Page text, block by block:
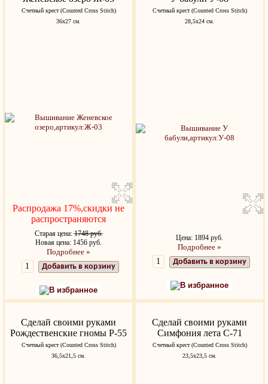
Счетный крест (Counted Cross Stitch)
36х27 см.
Распродажа 17%,скидки не
распространяются
Старая цена:1748 руб.
Новая цена: 1456 руб.
Подробнее »
Добавить в корзину
В избранное
Счетный крест (Counted Cross Stitch)
28,5х24 см.
Цена: 1894 руб.
Подробнее »
Добавить в корзину
В избранное
Сделай своими руками
Рождественские гномы Р-55
Счетный крест (Counted Cross Stitch)
36,5х21,5 см.
Сделай своими руками
Симфония лета С-71
Счетный крест (Counted Cross Stitch)
23,5х23,5 см.